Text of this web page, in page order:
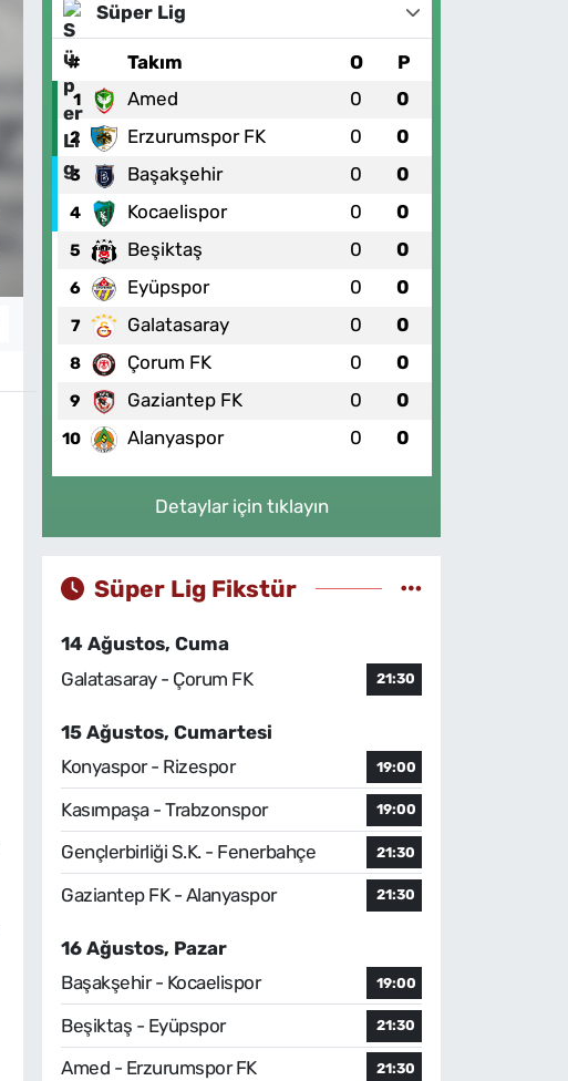
Süper Lig
# Takım O P
1 Amed 0 0
2 Erzurumspor FK 0 0
3 Başakşehir 0 0
4 Kocaelispor 0 0
5 Beşiktaş 0 0
6 Eyüpspor 0 0
7 Galatasaray 0 0
8 Çorum FK 0 0
9 Gaziantep FK 0 0
10 Alanyaspor 0 0
Detaylar için tıklayın
Süper Lig Fikstür
14 Ağustos, Cuma
Galatasaray - Çorum FK
21:30
15 Ağustos, Cumartesi
Konyaspor - Rizespor
19:00
Kasımpaşa - Trabzonspor 19:00
Gençlerbirliği S.K. - Fenerbahçe 21:30
Gaziantep FK - Alanyaspor 21:30
16 Ağustos, Pazar
Başakşehir - Kocaelispor
19:00
Beşiktaş - Eyüpspor 21:30
Amed - Erzurumspor FK 21:30